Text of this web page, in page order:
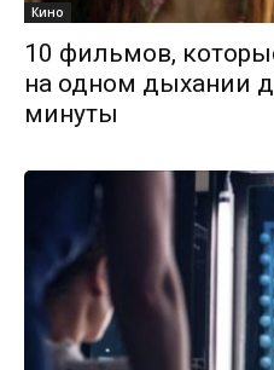
Кино
10 фильмов,
на одном дыхании
минуты